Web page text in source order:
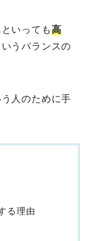
いっても高
うバランスの
う人のために手
る理由